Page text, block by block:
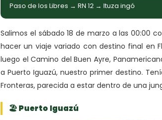
Paso de los Libres → RN 12 → Ituza ingó
Salimos el sábado 18 de marzo a las 00:00
hacer un viaje variado con destino final en
luego el Camino del Buen Ayre,
a Puerto Iguazú, nuestro primer destino.
Fronteras, parecida a estar dentro de una
🏖 Puerto Iguazú